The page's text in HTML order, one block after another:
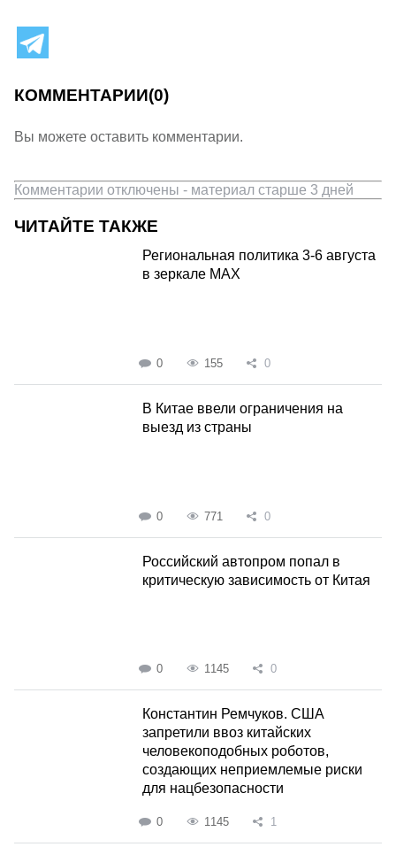
КОММЕНТАРИИ(0)
Вы можете оставить комментарии.
Комментарии отключены - материал старше 3 дней
ЧИТАЙТЕ ТАКЖЕ
Региональная политика 3-6 августа
в зеркале MAX
0 155 0
В Китае ввели ограничения на
выезд из страны
0 771 0
Российский автопром попал в
критическую зависимость от Китая
0 1145 0
Константин Ремчуков. США
запретили ввоз китайских
человекоподобных роботов,
создающих неприемлемые риски
для нацбезопасности
0 1145 1